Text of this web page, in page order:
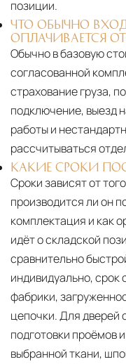
позиции.
ЧТО ОБЫЧНО
ОПЛАЧИВАЕТСЯ
Обычно в базовую
согласованной
страхование груза,
подключение, выезд
работы и
рассчитываться
КАКИЕ СРОКИ
Сроки зависят от
производится ли он
комплектация и как
идёт о складской
сравнительно
индивидуально, срок
фабрики,
цепочки. Для дверей
подготовки проёмов
выбранной ткани,